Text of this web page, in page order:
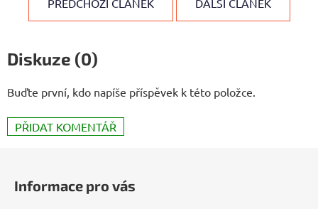
Diskuze (0)
Buďte první, kdo napíše příspěvek k této položce.
PŘIDAT KOMENTÁŘ
Informace pro vás